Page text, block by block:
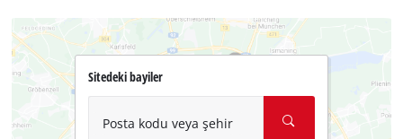
Sitedeki bayiler
Posta kodu veya şehir